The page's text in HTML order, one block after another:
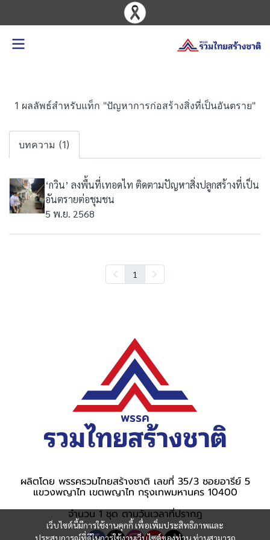
1 ผลลัพธ์สำหรับแท็ก "ปัญหาการก่อสร้างสิ่งที่เป็นอันตราย"
บทความ (1)
‘กวิน’ ลงพื้นที่เทอดไท ติดตามปัญหาสิ่งปลูกสร้างที่เป็น
อันตรายต่อชุมชน
5 พ.ย. 2568
1
เว็บไซต์นี้มีการใช้งานคุกกี้ เพื่อเพิ่มประสิทธิภาพและ
ประสบการณ์ที่ดีในการใช้งานเว็บไซต์ของท่าน ท่านสามารถ
ผลิตโดย พรรครวมไทยสร้างชาติ เลขที่ 35/3 ซอยอารีย์ 5
แขวงพญาไท เขตพญาไท กรุงเทพมหานคร 10400
จำนวน 1 ชุด ตามวันเวลาที่ปรากฎ